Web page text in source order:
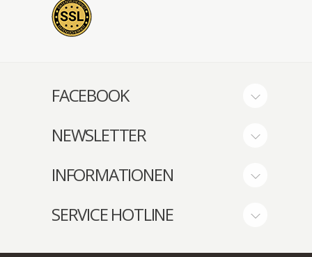
FACEBOOK
NEWSLETTER
INFORMATIONEN
SERVICE HOTLINE